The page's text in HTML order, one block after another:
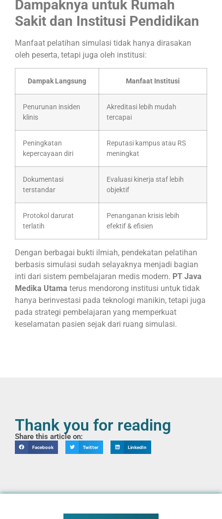
Dampaknya untuk Rumah
Sakit dan Institusi Pendidikan
Manfaat pelatihan simulasi tidak hanya dirasakan
oleh peserta, tetapi juga oleh institusi:
Dampak Langsung Manfaat Institusi
Penurunan insiden
klinis
Akreditasi lebih mudah
tercapai
Peningkatan
kepercayaan diri
Reputasi kampus atau RS
meningkat
Dokumentasi
terstandar
Evaluasi kinerja staf lebih
objektif
Protokol darurat
terlatih
Penanganan krisis lebih
efektif & efisien
Dengan berbagai bukti ilmiah, pendekatan pelatihan
berbasis simulasi sudah selayaknya menjadi bagian
inti dari sistem pembelajaran medis modern. PT Java
Medika Utama terus mendorong institusi untuk tidak
hanya berinvestasi pada teknologi manikin, tetapi juga
pada strategi pembelajaran yang memperkuat
keselamatan pasien sejak dari ruang simulasi.
Thank you for reading
Share this article on:
Facebook Twitter LinkedIn